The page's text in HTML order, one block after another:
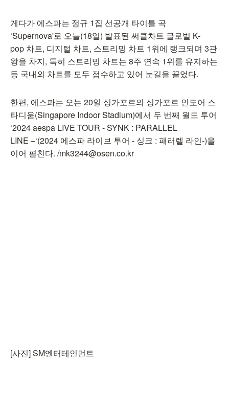
게다가 에스파는 정규 1집 선공개 타이틀 곡
‘Supernova'로 오늘(18일) 발표된 써클차트 글로벌 K-
pop 차트, 디지털 차트, 스트리밍 차트 1위에 랭크되며 3관
왕을 차지, 특히 스트리밍 차트는 8주 연속 1위를 유지하는
등 국내외 차트를 모두 접수하고 있어 눈길을 끌었다.
한편, 에스파는 오는 20일 싱가포르의 싱가포르 인도어 스
타디움(Singapore Indoor Stadium)에서 두 번째 월드 투어
‘2024 aespa LIVE TOUR - SYNK : PARALLEL
LINE –‘(2024 에스파 라이브 투어 - 싱크 : 패러렐 라인-)을
이어 펼친다. /mk3244@osen.co.kr
[사진] SM엔터테인먼트